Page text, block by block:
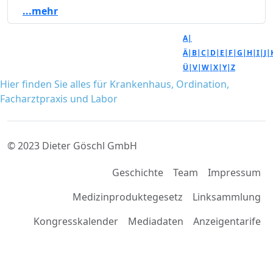
...mehr
A|
Ä| B|C| D| E| F|G| H|I| J|
Ü|V|W|X|Y|Z
Hier finden Sie alles für Krankenhaus, Ordination,
Facharztpraxis und Labor
© 2023 Dieter Göschl GmbH
Geschichte
Team
Impressum
Medizinproduktegesetz
Linksammlung
Kongresskalender
Mediadaten Anzeigentarife